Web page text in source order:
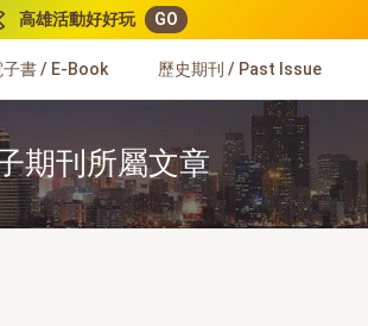
高雄活動好好玩 GO
子書 / E-Book 歷史期刊 / Past Issue
期刊所屬文章